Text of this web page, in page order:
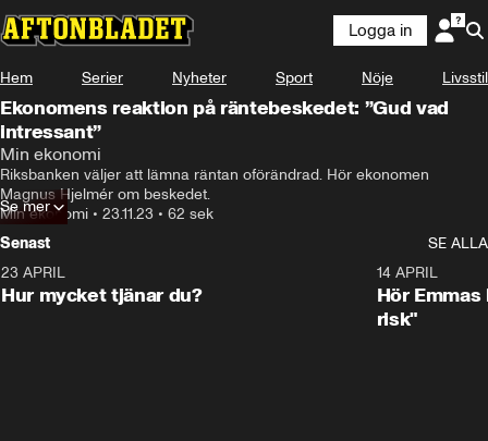
Logga in
Hem Serier Nyheter Sport Nöje Livsstil
Ekonomens reaktion på räntebeskedet: ”Gud vad
intressant”
Min ekonomi
Riksbanken väljer att lämna räntan oförändrad. Hör ekonomen
Magnus Hjelmér om beskedet.
Min ekonomi • 23.11.23 • 62 sek
Se mer
Senast
SE ALLA
23 APRIL
Hur mycket tjänar du?
14 APRIL
Hör
risk"